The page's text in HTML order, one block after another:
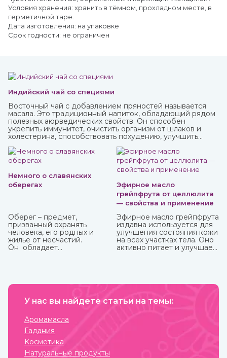
Условия хранения: хранить в тёмном, прохладном месте, в
герметичной таре.
Дата изготовления: на упаковке
Срок годности: не ограничен
Индийский чай со специями
Восточный чай с добавлением пряностей называется
масала. Это традиционный напиток, обладающий рядом
полезных аюрведических свойств. Он способен
укрепить иммунитет, очистить организм от шлаков и
холестерина, способствовать похудению, улучшить
Немного о славянских
оберегах
Оберег – предмет,
призванный охранять
человека, его родных и
жилье от несчастий.
Он обладает
действие. Даже
способны привести к
страданиям человека, для
которого он
изготавливался.
Эфирное масло
грейпфрута от целлюлита
— свойства и применение
Эфирное масло грейпфрута
издавна используется для
улучшения состояния кожи
на всех участках тела. Оно
активно питает и улучшает
сильными. Также оно
настроение, бодрит и
У нас вы найдете статьи на темы:
Аромамасла
Гадания
Косметика
Натуральные продукты